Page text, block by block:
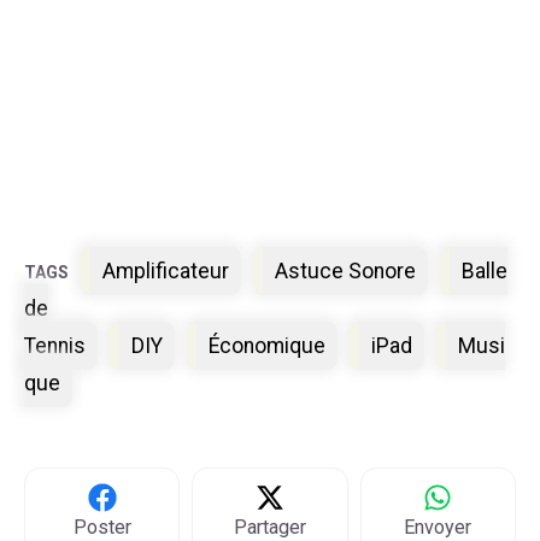
Étiquettes
Amplificateur Astuce Sonore
Balle
de
Tennis
DIY Économique iPad
Musi
que
Poster Partager Envoyer